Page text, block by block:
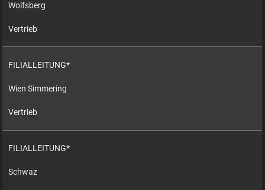
Wolfsberg
Vertrieb
FILIALLEITUNG*
Wien Simmering
Vertrieb
FILIALLEITUNG*
Schwaz